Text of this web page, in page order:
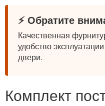
⚡ Обратите
Качественная
удобство
двери.
Комплект